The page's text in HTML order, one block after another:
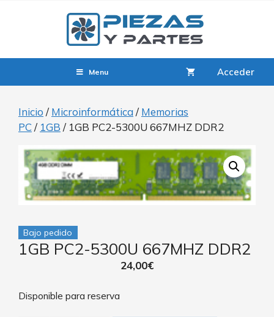
Menu Acceder
Inicio / Microinformática/ Memorias
PC/ 1GB / 1GB PC2-5300U 667MHZ DDR2
Bajo pedido
1GB PC2-5300U 667MHZ DDR2
24,00€
Disponible para reserva